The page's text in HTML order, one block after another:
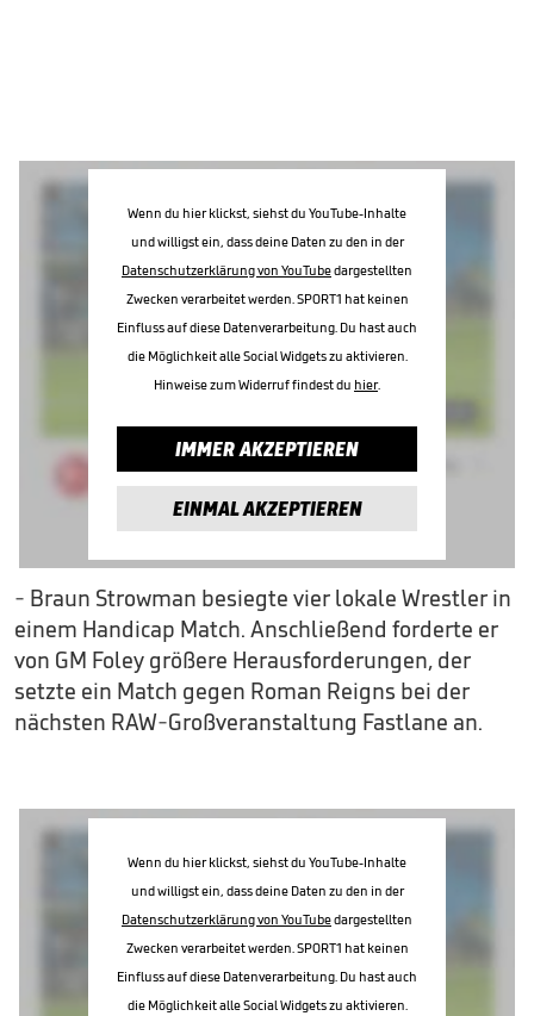
Wenn du hier klickst, siehst du YouTube-Inhalte
und willigst ein, dass deine Daten zu den in der
Datenschutzerklärung von YouTubedargestellten
Zwecken verarbeitet werden. SPORT1 hat keinen
Einfluss auf diese Datenverarbeitung. Du hast auch
die Möglichkeit alle Social Widgets zu aktivieren.
Hinweise zum Widerruf findest du hier.
IMMER AKZEPTIEREN
EINMAL AKZEPTIEREN
- Braun Strowman besiegte vier lokale Wrestler in
einem Handicap Match. Anschließend forderte er
von GM Foley größere Herausforderungen, der
setzte ein Match gegen Roman Reigns bei der
nächsten RAW-Großveranstaltung Fastlane an.
Wenn du hier klickst, siehst du YouTube-Inhalte
und willigst ein, dass deine Daten zu den in der
Datenschutzerklärung von YouTubedargestellten
Zwecken verarbeitet werden. SPORT1 hat keinen
Einfluss auf diese Datenverarbeitung. Du hast auch
die Möglichkeit alle Social Widgets zu aktivieren.